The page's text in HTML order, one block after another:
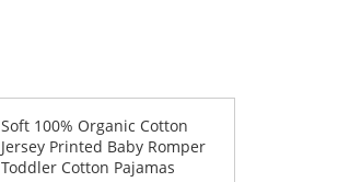
Soft 100% Organic Cotton
Jersey Printed Baby Romper
Toddler Cotton Pajamas